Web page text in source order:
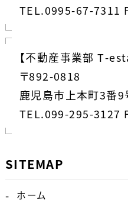
TEL.0995-67-7311
【不動産事業部 T-
〒892-0818
鹿児島市上本町3番
TEL.099-295-3127
SITEMAP
ホーム